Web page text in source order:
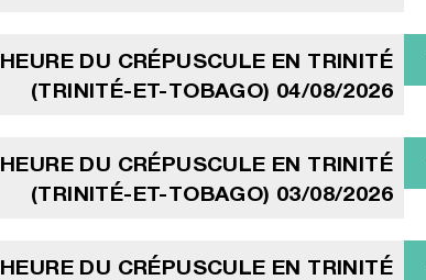
HEURE DU CRÉPUSCULE EN TRINITÉ
(TRINITÉ-ET-TOBAGO) 04/08/2026
HEURE DU CRÉPUSCULE EN TRINITÉ
(TRINITÉ-ET-TOBAGO) 03/08/2026
HEURE DU CRÉPUSCULE EN TRINITÉ